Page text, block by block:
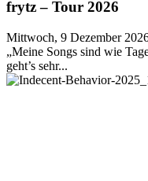
frytz – Tour 2026
Mittwoch, 9 Dezember
„Meine Songs sind wie
geht’s sehr...